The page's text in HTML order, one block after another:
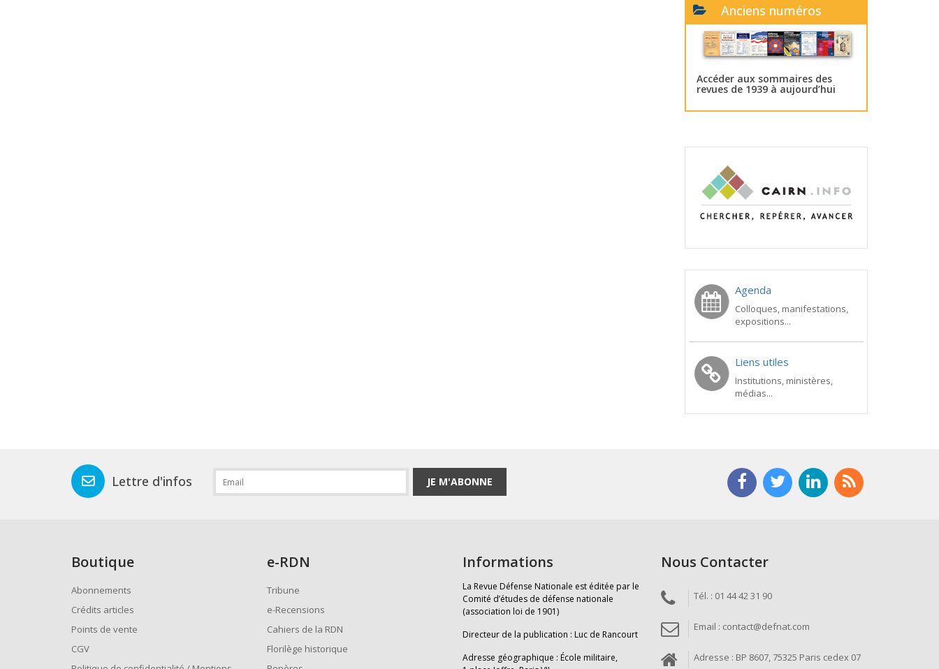
Anciens numéros
Accéder aux sommaires des
revues de 1939 à aujourd’hui
Agenda
Colloques, manifestations,
expositions...
Liens utiles
Institutions, ministères,
médias...
Lettre d'infos JE M'ABONNE
Boutique
Abonnements
Crédits articles
Points de vente
CGV
e-RDN
Tribune
e-Recensions
Cahiers de la RDN
Florilège historique
Informations
La Revue Défense Nationale est éditée par le
Comité d’études de défense nationale
(association loi de 1901)
Directeur de la publication : Luc de Rancourt
Adresse géographique : École militaire,
Nous Contacter
Tél. : 01 44 42 31 90
Email : contact@defnat.com
Adresse : BP 8607, 75325 Paris cedex 07